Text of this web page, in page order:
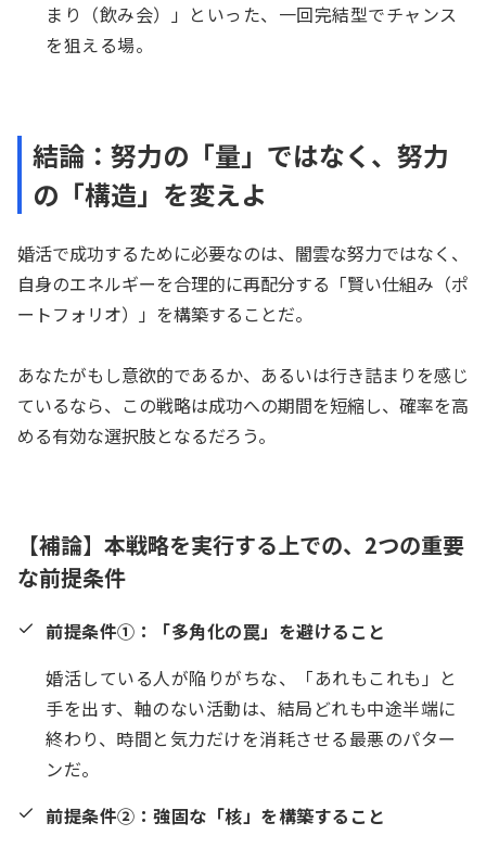
まり（飲み会）」といった、一回完結型でチャンス
を狙える場。
結論：努力の「量」ではなく、努力
の「構造」を変えよ
婚活で成功するために必要なのは、闇雲な努力ではなく、
自身のエネルギーを合理的に再配分する「賢い仕組み（ポ
ートフォリオ）」を構築することだ。
あなたがもし意欲的であるか、あるいは行き詰まりを感じ
ているなら、この戦略は成功への期間を短縮し、確率を高
める有効な選択肢となるだろう。
【補論】本戦略を実行する上での、2つの重要
な前提条件
前提条件①：「多角化の罠」を避けること
婚活している人が陥りがちな、「あれもこれも」と
手を出す、軸のない活動は、結局どれも中途半端に
終わり、時間と気力だけを消耗させる最悪のパター
ンだ。
前提条件②：強固な「核」を構築すること